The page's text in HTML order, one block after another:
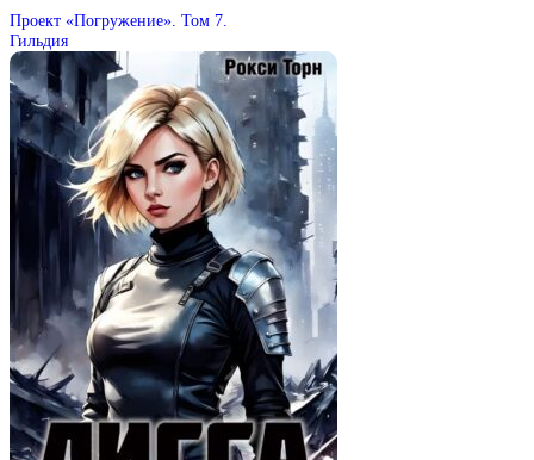
Проект «Погружение». Том 7.
Гильдия